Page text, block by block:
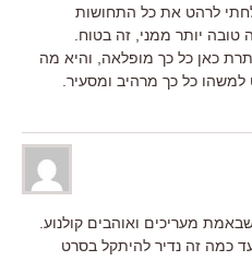
לרהט את כל התחושות
טובה יותר ממני, זה בטוח.
כאן כל כך מופלאה, והיא מה
כל כך מרהיב ומסעיר.
מעריכים ואוהבים קולנוע.
כמה זה נדיר להיתקל בסרט